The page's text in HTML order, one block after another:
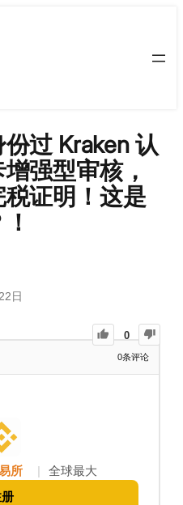
过 Kraken 认
强型审核，
证明！这是
日
0
0条评论
所 全球最大